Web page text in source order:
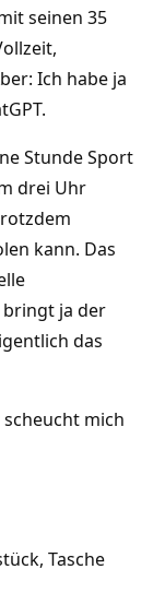
seinen 35
Ich habe ja
Stunde Sport
drei Uhr
kann. Das
ja der
das
mich
Tasche